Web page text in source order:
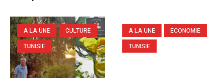
A LA UNE
CULTURE
TUNISIE
A LA UNE
ECONOMIE
TUNISIE